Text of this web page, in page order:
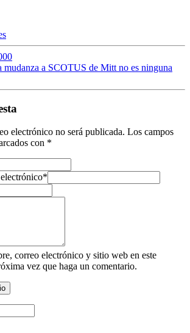
mudanza a SCOTUS de Mitt no es ninguna
electrónico no será publicada. Los campos
con *
*
correo electrónico y sitio web en este
vez que haga un comentario.